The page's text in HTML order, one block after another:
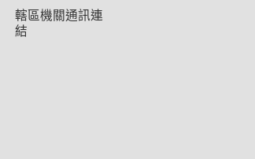
轄區機關通訊連
結